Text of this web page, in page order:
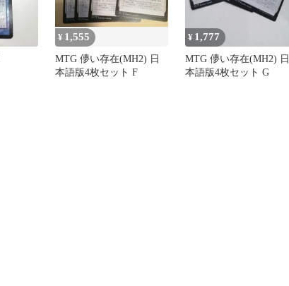
¥ 1,555
MTG 儚い存在(MH2) 日
本語版4枚セット F
¥ 1,777
MTG 儚い存在(MH2) 日
本語版4枚セット G